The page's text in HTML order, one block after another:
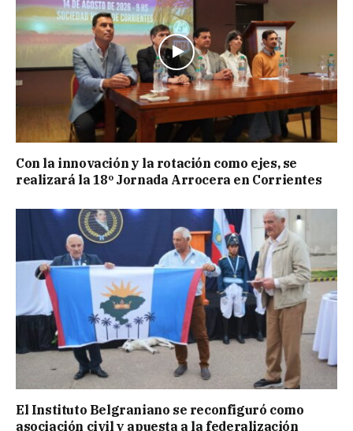
Con la innovación y la rotación como ejes, se
realizará la 18º Jornada Arrocera en Corrientes
El Instituto Belgraniano se reconfiguró como
asociación civil y apuesta a la federalización